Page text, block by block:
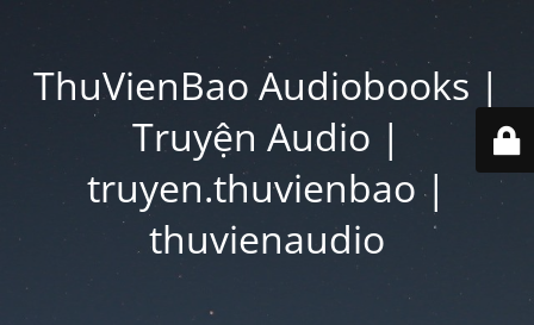
ThuVienBao Audiobooks |
Truyện Audio |
truyen.thuvienbao |
thuvienaudio